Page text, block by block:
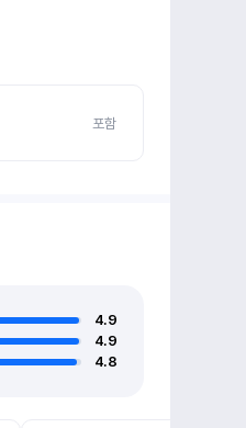
포함
4.9
4.9
4.8